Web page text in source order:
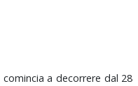
cominciaa decorrere dal 28